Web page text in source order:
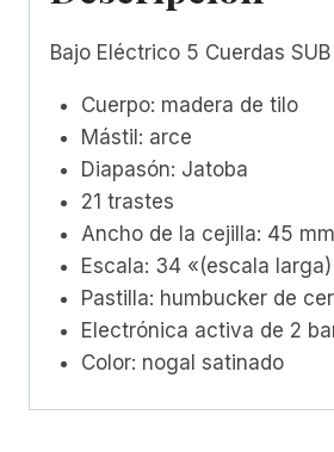
Bajo Eléctrico 5 Cuerdas
Cuerpo: madera de tilo
Mástil: arce
Diapasón: Jatoba
21 trastes
Ancho de la cejilla: 45 mm
Escala: 34 «(escala larga)
Pastilla: humbucker de
Electrónica activa de 2
Color: nogal satinado